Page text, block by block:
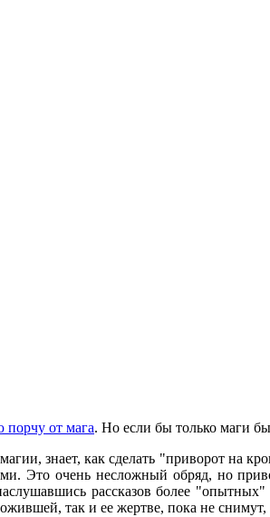
порчу от мага. Но если бы только маги
знает, как сделать "приворот на
Это очень несложный обряд, но
рассказов более "опытных"
так и ее жертве, пока не